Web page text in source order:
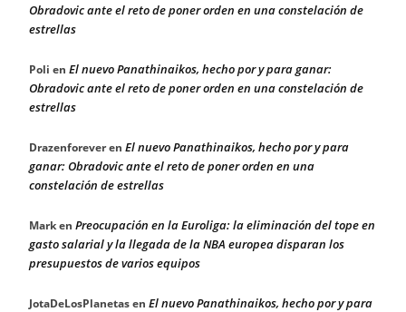
Obradovic ante el reto de poner orden en una constelación de
estrellas
Poli en El nuevo Panathinaikos, hecho por y para ganar:
Obradovic ante el reto de poner orden en una constelación de
estrellas
Drazenforeveren El nuevo Panathinaikos, hecho por y para
ganar: Obradovic ante el reto de poner orden en una
constelación de estrellas
Marken Preocupación en la Euroliga: la eliminación del tope en
gasto salarial y la llegada de la NBA europea disparan los
presupuestos de varios equipos
JotaDeLosPlanetasen El nuevo Panathinaikos, hecho por y para